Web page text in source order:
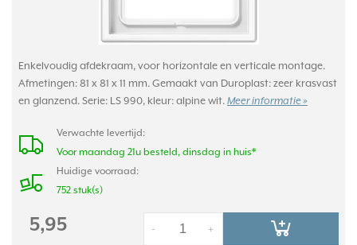
Enkelvoudig afdekraam, voor horizontale en verticale montage.
Afmetingen: 81 x 81 x 11 mm. Gemaakt van Duroplast: zeer krasvast
en glanzend. Serie: LS 990, kleur: alpine wit. Meer informatie »
Verwachte levertijd:
Voor maandag 21u besteld, dinsdag in huis*
Huidige voorraad:
752 stuk(s)
5,95 +
-